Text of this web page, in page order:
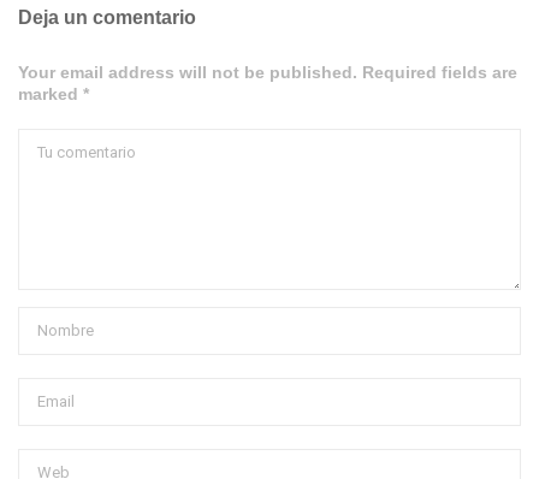
Deja un comentario
Your email address will not be published. Required fields are
marked *